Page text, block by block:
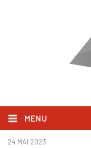
MENU
Bruno
24 MAI 2023